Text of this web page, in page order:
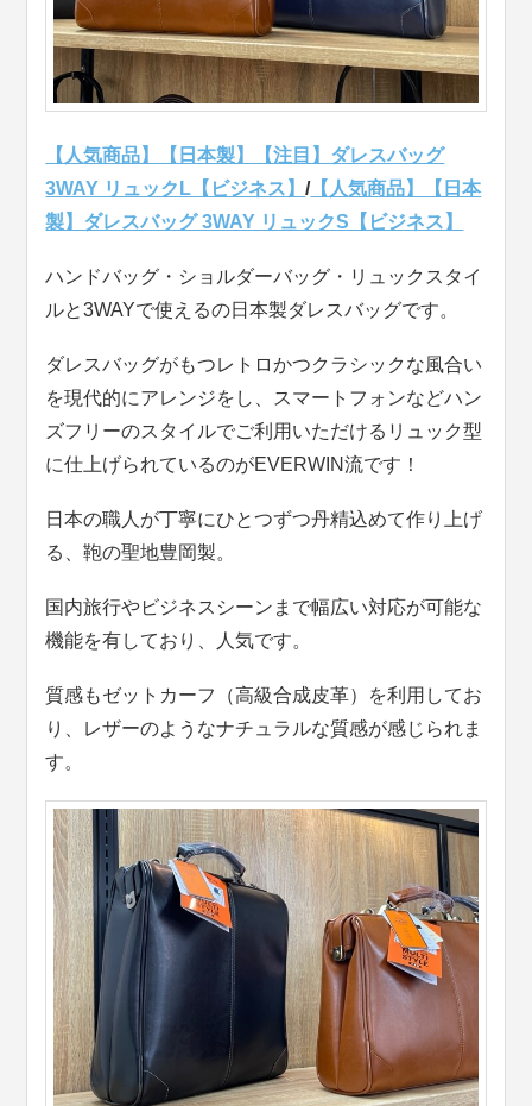
【人気商品】【日本製】【注目】ダレスバッグ
3WAY リュックL【ビジネス】/【人気商品】【日本
製】ダレスバッグ 3WAY リュックS【ビジネス】
ハンドバッグ・ショルダーバッグ・リュックスタイ
ルと3WAYで使えるの日本製ダレスバッグです。
ダレスバッグがもつレトロかつクラシックな風合い
を現代的にアレンジをし、スマートフォンなどハン
ズフリーのスタイルでご利用いただけるリュック型
に仕上げられているのがEVERWIN流です！
日本の職人が丁寧にひとつずつ丹精込めて作り上げ
る、鞄の聖地豊岡製。
国内旅行やビジネスシーンまで幅広い対応が可能な
機能を有しており、人気です。
質感もゼットカーフ（高級合成皮革）を利用してお
り、レザーのようなナチュラルな質感が感じられま
す。